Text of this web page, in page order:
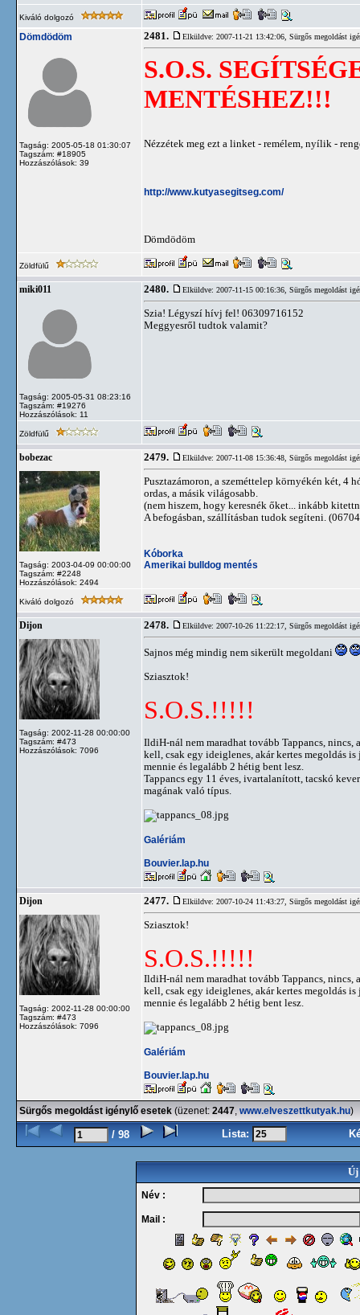
Kiváló dolgozó
Dömdödöm
Tagság: 2005-05-18 01:30:07
Tagszám: #18905
Hozzászólások: 39
2481. Elküldve: 2007-11-21 13:42:06, Sürgős megoldást
S.O.S.
MENTÉSHEZ!!!
Nézzétek meg ezt a linket - remélem, nyílik -
http://www.kutyasegitseg.com/
Dömdödöm
Zöldfülű
miki011
Tagság: 2005-05-31 08:23:16
Tagszám: #19276
Hozzászólások: 11
2480. Elküldve: 2007-11-15 00:16:36, Sürgős megoldást
Szia! Légyszí hívj fel! 06309716152
Meggyesről tudtok valamit?
Zöldfülű
bobezac
Tagság: 2003-04-09 00:00:00
Tagszám: #2248
Hozzászólások: 2494
2479. Elküldve: 2007-11-08 15:36:48, Sürgős megoldást
Pusztazámoron, a szeméttelep környékén két,
ordas, a másik világosabb.
(nem hiszem, hogy keresnék őket... inkább
A befogásban, szállításban tudok segíteni.
Kóborka
Amerikai bulldog mentés
Kiváló dolgozó
Dijon
Tagság: 2002-11-28 00:00:00
Tagszám: #473
Hozzászólások: 7096
2478. Elküldve: 2007-10-26 11:22:17, Sürgős megoldást
Sajnos még mindig nem sikerült megoldani
Sziasztok!
S.O.S.!!!!!
IldiH-nál nem maradhat tovább Tappancs,
kell, csak egy ideiglenes, akár kertes megoldás
mennie és legalább 2 hétig bent lesz.
Tappancs egy 11 éves, ivartalanított, tacskó
magának való típus.
Galériám
Bouvier.lap.hu
Dijon
Tagság: 2002-11-28 00:00:00
Tagszám: #473
Hozzászólások: 7096
2477. Elküldve: 2007-10-24 11:43:27, Sürgős megoldást
Sziasztok!
S.O.S.!!!!!
IldiH-nál nem maradhat tovább Tappancs,
kell, csak egy ideiglenes, akár kertes megoldás
mennie és legalább 2 hétig bent lesz.
Galériám
Bouvier.lap.hu
Sürgős megoldást igénylő esetek (üzenet: 2447, www.elveszettkutyak.hu)
/ 98 Lista:
Új
Név :
Mail :